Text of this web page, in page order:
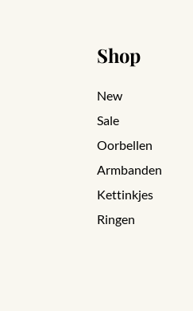
Shop
New
Sale
Oorbellen
Armbanden
Kettinkjes
Ringen